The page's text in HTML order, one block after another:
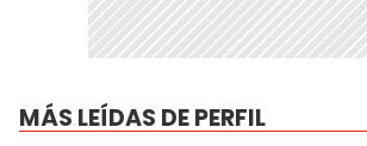
MÁS LEÍDAS DE PERFIL